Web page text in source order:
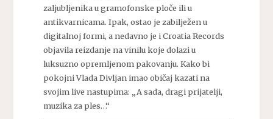
zaljubljenika u gramofonske ploče ili u
antikvarnicama. Ipak, ostao je zabilježen u
digitalnoj formi, a nedavno je i Croatia Records
objavila reizdanje na vinilu koje dolazi u
luksuzno opremljenom pakovanju. Kako bi
pokojni Vlada Divljan imao običaj kazati na
svojim live nastupima: „A sada, dragi prijatelji,
muzika za ples…“